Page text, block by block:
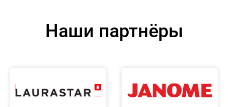
Наши партнёры